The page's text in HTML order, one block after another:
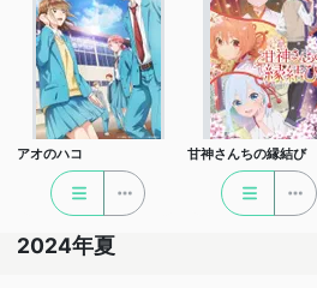
アオのハコ 甘神さんちの縁結び
2024年夏